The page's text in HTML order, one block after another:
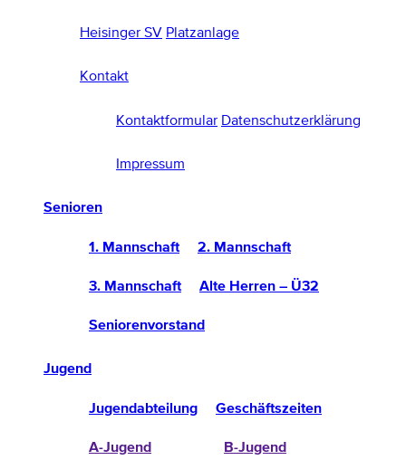
Heisinger SV Platzanlage
Kontakt
Kontaktformular Datenschutzerklärung
Impressum
Senioren
1. Mannschaft 2. Mannschaft
3. Mannschaft Alte Herren – Ü32
Seniorenvorstand
Jugend
Jugendabteilung Geschäftszeiten
A-Jugend B-Jugend